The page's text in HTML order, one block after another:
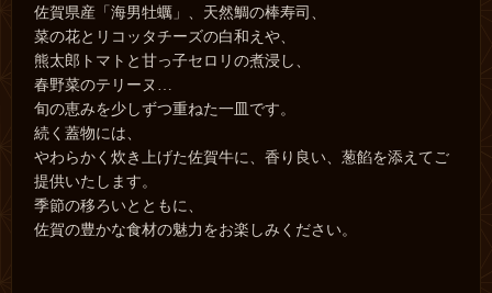
佐賀県産「海男牡蠣」、天然鯛の棒寿司、
菜の花とリコッタチーズの白和えや、
熊太郎トマトと甘っ子セロリの煮浸し、
春野菜のテリーヌ…
旬の恵みを少しずつ重ねた一皿です。
続く蓋物には、
やわらかく炊き上げた佐賀牛に、香り良い、葱餡を添えてご
提供いたします。
季節の移ろいとともに、
佐賀の豊かな食材の魅力をお楽しみください。